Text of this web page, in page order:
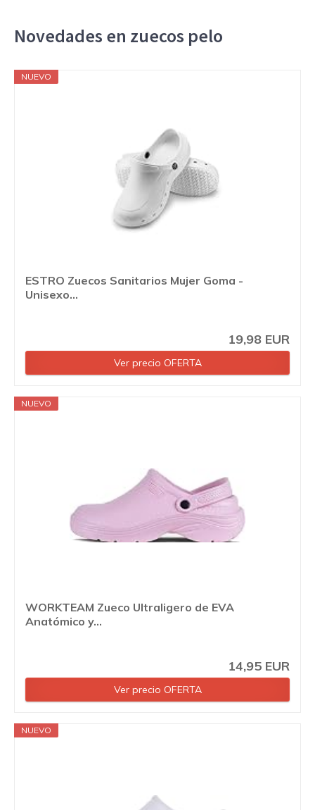
Novedades en zuecos pelo
NUEVO
ESTRO Zuecos Sanitarios Mujer Goma -
Unisexo...
19,98 EUR
Ver precio OFERTA
NUEVO
WORKTEAM Zueco Ultraligero de EVA
Anatómico y...
14,95 EUR
Ver precio OFERTA
NUEVO